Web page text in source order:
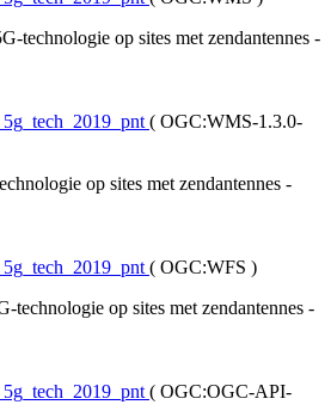
technologie op sites met zendantennes -
( OGC:WMS-1.3.0-
op sites met zendantennes -
( OGC:WFS )
technologie op sites met zendantennes -
( OGC:OGC-API-